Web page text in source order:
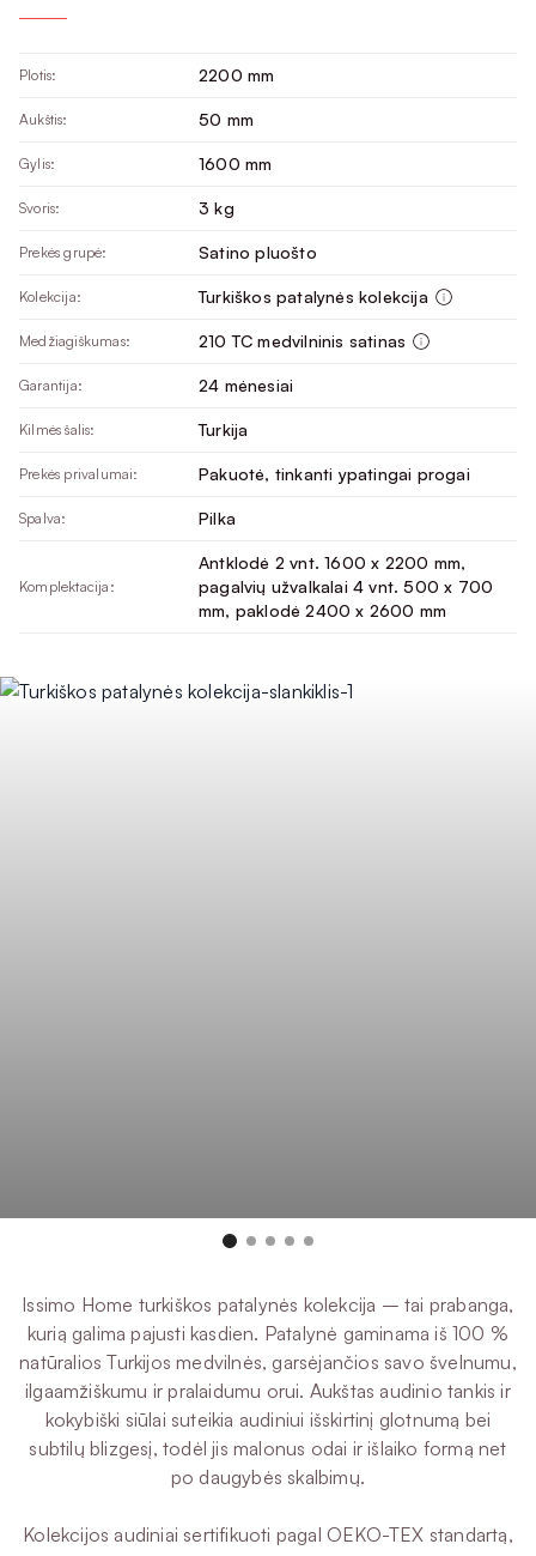
Plotis: 2200 mm
Aukštis: 50 mm
Gylis: 1600 mm
Svoris: 3 kg
Prekės grupė: Satino pluošto
Kolekcija: Turkiškos patalynės kolekcija
Medžiagiškumas: 210 TC medvilninis satinas
Garantija: 24 mėnesiai
Kilmės šalis: Turkija
Prekės privalumai: Pakuotė, tinkanti ypatingai progai
Spalva: Pilka
Komplektacija:
Antklodė 2 vnt. 1600 x 2200 mm,
pagalvių užvalkalai 4 vnt. 500 x 700
mm, paklodė 2400 x 2600 mm
Issimo Home turkiškos patalynės kolekcija – tai prabanga,
kurią galima pajusti kasdien. Patalynė gaminama iš 100 %
natūralios Turkijos medvilnės, garsėjančios savo švelnumu,
ilgaamžiškumu ir pralaidumu orui. Aukštas audinio tankis ir
kokybiški siūlai suteikia audiniui išskirtinį glotnumą bei
subtilų blizgesį, todėl jis malonus odai ir išlaiko formą net
po daugybės skalbimų.
Kolekcijos audiniai sertifikuoti pagal OEKO-TEX standartą,